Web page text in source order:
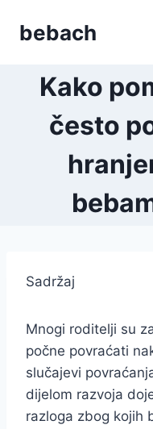
bebach
Kako
često
Sadržaj
Mnogi roditelji su
počne povraćati
slučajevi
dijelom razvoja
razloga zbog kojih